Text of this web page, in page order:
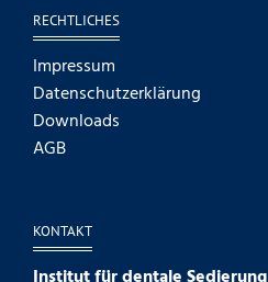
RECHTLICHES
Impressum
Datenschutzerklärung
Downloads
AGB
KONTAKT